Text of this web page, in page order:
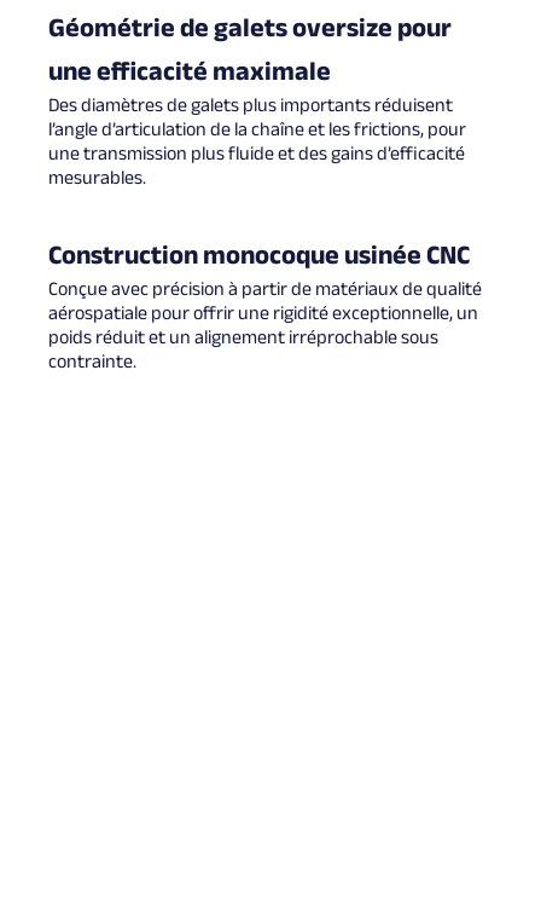
Géométrie de galets oversize pour
une efficacité maximale
Des diamètres de galets plus importants réduisent
l’angle d’articulation de la chaîne et les frictions, pour
une transmission plus fluide et des gains d’efficacité
mesurables.
Construction monocoque usinée CNC
Conçue avec précision à partir de matériaux de qualité
aérospatiale pour offrir une rigidité exceptionnelle, un
poids réduit et un alignement irréprochable sous
contrainte.